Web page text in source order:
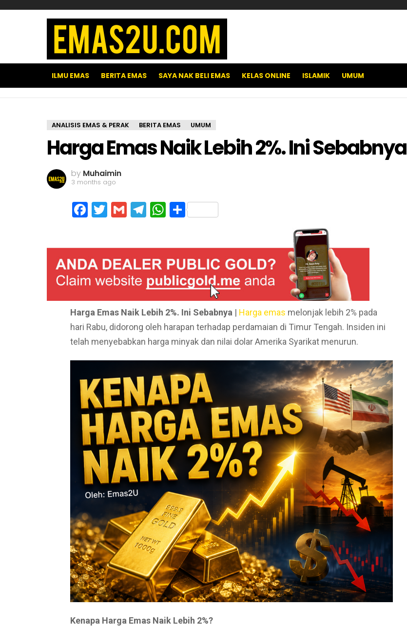
ILMU EMAS BERITA EMAS SAYA NAK BELI EMAS KELAS ONLINE ISLAMIK UMUM
ANALISIS EMAS & PERAK BERITA EMAS UMUM
Harga Emas Naik Lebih 2%. Ini Sebabnya
by Muhaimin
3 months ago
Facebook
Twitter
GmailTelegram
WhatsApp
Share
Harga Emas Naik Lebih 2%. Ini Sebabnya | Harga emas melonjak lebih 2% pada
hari Rabu, didorong oleh harapan terhadap perdamaian di Timur Tengah. Insiden ini
telah menyebabkan harga minyak dan nilai dolar Amerika Syarikat menurun.
Kenapa Harga Emas Naik Lebih 2%?